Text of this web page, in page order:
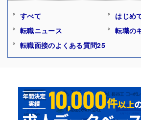
すべて
はじめ
転職ニュース
転職の
転職面接のよくある質問25